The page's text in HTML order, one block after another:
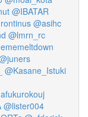
@IBATAR
@asihc
@lmrn_rc
@Kasane_Istuki
@lister004